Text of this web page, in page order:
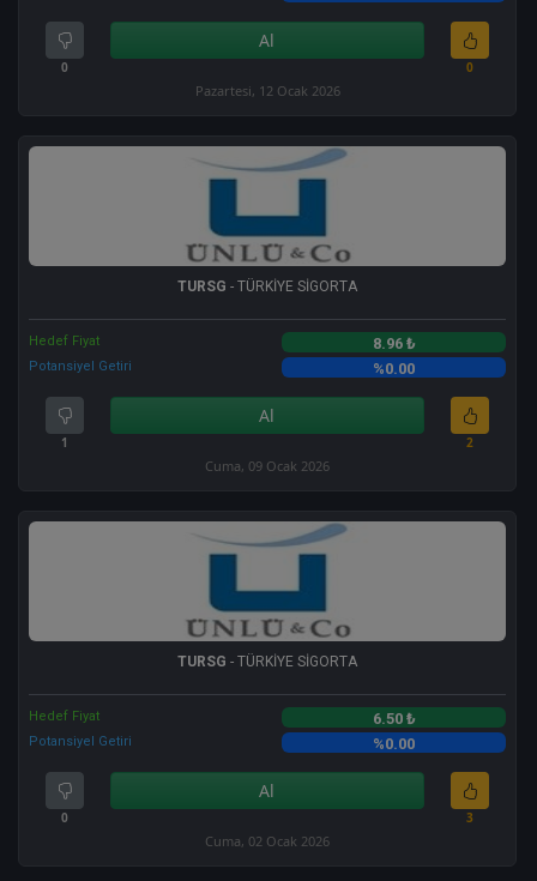
0
Al
0
Pazartesi, 12 Ocak 2026
TURSG - TÜRKİYE SİGORTA
Hedef Fiyat 8.96 ₺
Potansiyel Getiri %0.00
1
Al
2
Cuma, 09 Ocak 2026
TURSG - TÜRKİYE SİGORTA
Hedef Fiyat 6.50 ₺
Potansiyel Getiri %0.00
0
Al
3
Cuma, 02 Ocak 2026